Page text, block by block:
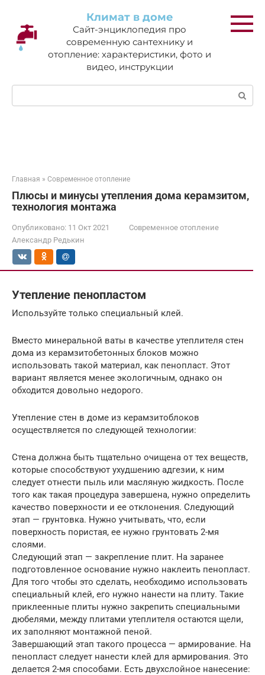
контенту
Климат в доме
Сайт-энциклопедия про
современную сантехнику и
отопление: характеристики, фото и
видео, инструкции
Поиск:
Главная » Современное отопление
Плюсы и минусы утепления дома керамзитом,
технология монтажа
Опубликовано: 11 Окт 2021
Современное отопление
Александр Редькин
Утепление пенопластом
Используйте только специальный клей.
Вместо минеральной ваты в качестве утеплителя стен
дома из керамзитобетонных блоков можно
использовать такой материал, как пенопласт. Этот
вариант является менее экологичным, однако он
обходится довольно недорого.
Утепление стен в доме из керамзитоблоков
осуществляется по следующей технологии:
Стена должна быть тщательно очищена от тех веществ,
которые способствуют ухудшению адгезии, к ним
следует отнести пыль или масляную жидкость. После
того как такая процедура завершена, нужно определить
качество поверхности и ее отклонения. Следующий
этап — грунтовка. Нужно учитывать, что, если
поверхность пористая, ее нужно грунтовать 2-мя
слоями.
Следующий этап — закрепление плит. На заранее
подготовленное основание нужно наклеить пенопласт.
Для того чтобы это сделать, необходимо использовать
специальный клей, его нужно нанести на плиту. Такие
приклеенные плиты нужно закрепить специальными
дюбелями, между плитами утеплителя остаются щели,
их заполняют монтажной пеной.
Завершающий этап такого процесса — армирование. На
пенопласт следует нанести клей для армирования. Это
делается 2-мя способами. Есть двухслойное нанесение: